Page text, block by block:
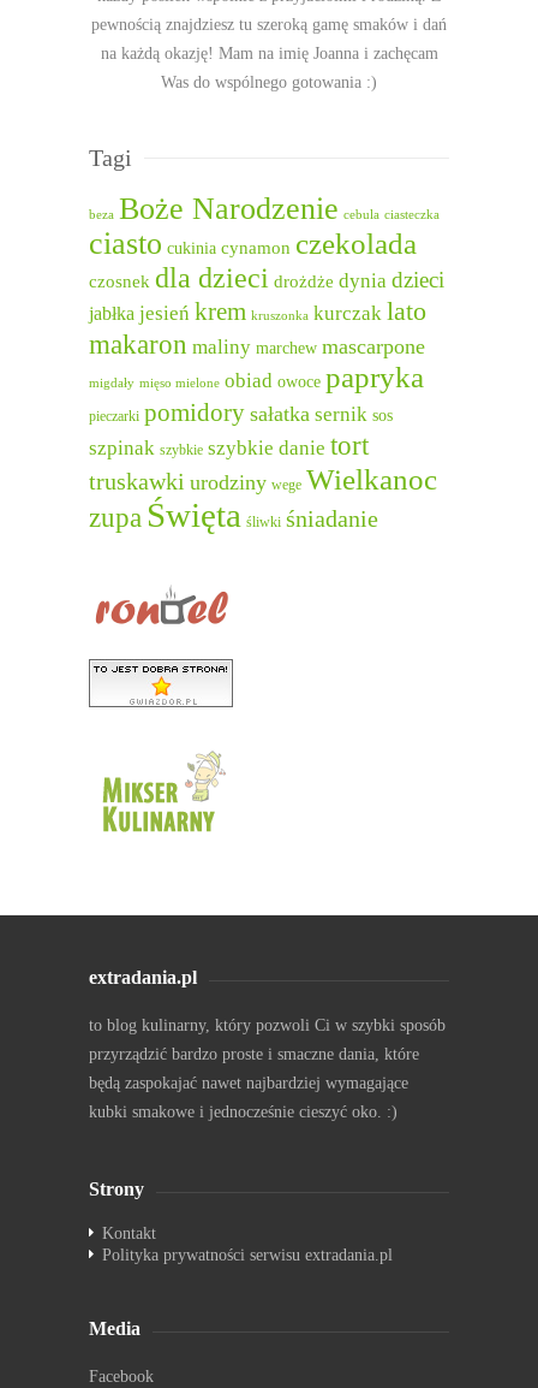
pewnością znajdziesz tu szeroką gamę smaków i dań
na każdą okazję! Mam na imię Joanna i zachęcam
Was do wspólnego gotowania :)
Tagi
beza Boże Narodzenie cebula ciasteczka
ciasto cukinia cynamon czekolada
czosnek dla dzieci drożdże dynia dzieci
jabłka jesień krem kruszonka kurczak lato
makaron maliny marchew mascarpone
migdały mięso mielone obiad owoce papryka
pieczarki pomidory sałatka sernik sos
szpinak szybkie szybkie danie tort
truskawki urodziny wege Wielkanoc
zupa Święta śliwki śniadanie
extradania.pl
to blog kulinarny, który pozwoli Ci w szybki sposób
przyrządzić bardzo proste i smaczne dania, które
będą zaspokajać nawet najbardziej wymagające
kubki smakowe i jednocześnie cieszyć oko. :)
Strony
Kontakt
Polityka prywatności serwisu extradania.pl
Media
Facebook